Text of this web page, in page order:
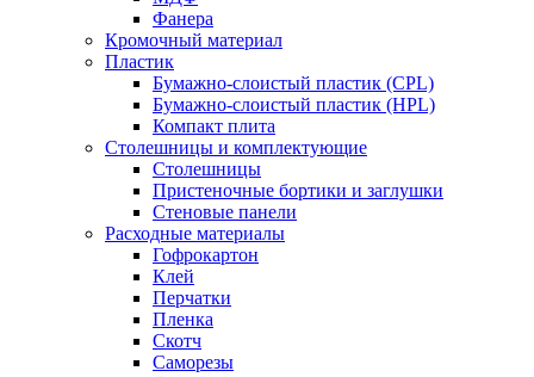
Фанера
Кромочный материал
Пластик
Бумажно-слоистый пластик (CPL)
Бумажно-слоистый пластик (HPL)
Компакт плита
Столешницы и комплектующие
Столешницы
Пристеночные бортики и заглушки
Стеновые панели
Расходные материалы
Гофрокартон
Клей
Перчатки
Пленка
Скотч
Саморезы